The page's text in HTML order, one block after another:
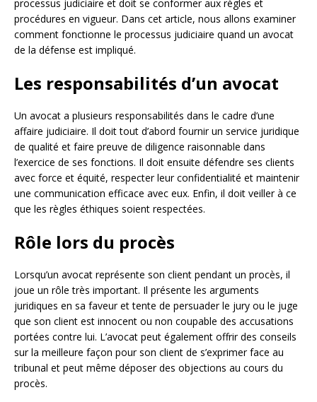
processus judiciaire et doit se conformer aux règles et
procédures en vigueur. Dans cet article, nous allons examiner
comment fonctionne le processus judiciaire quand un avocat
de la défense est impliqué.
Les responsabilités d’un avocat
Un avocat a plusieurs responsabilités dans le cadre d’une
affaire judiciaire. Il doit tout d’abord fournir un service juridique
de qualité et faire preuve de diligence raisonnable dans
l’exercice de ses fonctions. Il doit ensuite défendre ses clients
avec force et équité, respecter leur confidentialité et maintenir
une communication efficace avec eux. Enfin, il doit veiller à ce
que les règles éthiques soient respectées.
Rôle lors du procès
Lorsqu’un avocat représente son client pendant un procès, il
joue un rôle très important. Il présente les arguments
juridiques en sa faveur et tente de persuader le jury ou le juge
que son client est innocent ou non coupable des accusations
portées contre lui. L’avocat peut également offrir des conseils
sur la meilleure façon pour son client de s’exprimer face au
tribunal et peut même déposer des objections au cours du
procès.